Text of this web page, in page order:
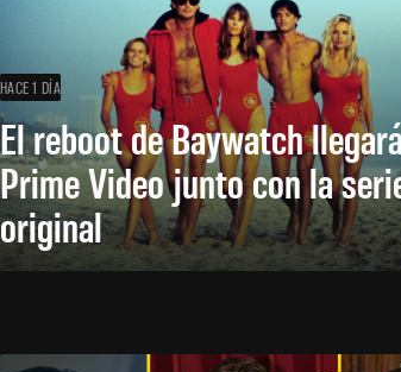
HACE 1 DÍA
El reboot de Baywatch
Prime Video junto con la
original